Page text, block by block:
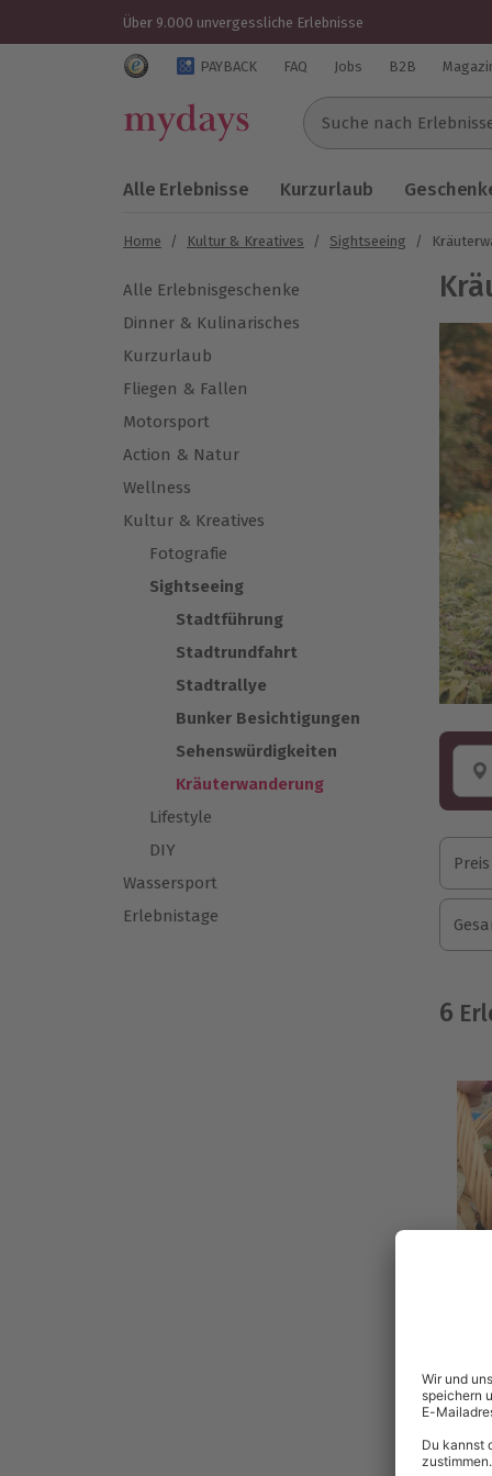
Über 9.000 unvergessliche Erlebnisse
Trustedshops Bewertungen für mydays.de
PAYBACK FAQ Jobs B2B
Suche nach
Alle Erlebnisse Kurzurlaub
Home / Kultur & Kreatives / Sightseeing /
Alle Erlebnisgeschenke
Dinner & Kulinarisches
Kurzurlaub
Fliegen & Fallen
Motorsport
Action & Natur
Wellness
Kultur & Kreatives
Fotografie
Sightseeing
Stadtführung
Stadtrundfahrt
Stadtrallye
Bunker Besichtigungen
Sehenswürdigkeiten
Kräuterwanderung
Lifestyle
DIY
Wassersport
Erlebnistage
Preis
6